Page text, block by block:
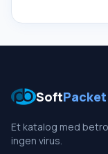
SoftPacket
Et katalog med
ingen virus.